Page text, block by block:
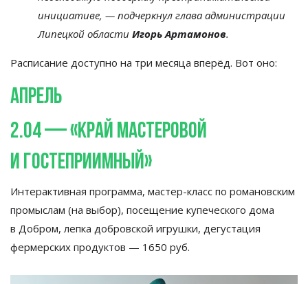
инициативе, — подчеркнул глава администрации
Липецкой области Игорь Артамонов.
Расписание доступно на три месяца вперёд. Вот оно:
Апрель
2.04—«Край мастеровой
и гостеприимный»
Интерактивная программа, мастер-класс по романовским
промыслам (на выбор), посещение купеческого дома
в Добром, лепка добровской игрушки, дегустация
фермерских продуктов — 1650 руб.